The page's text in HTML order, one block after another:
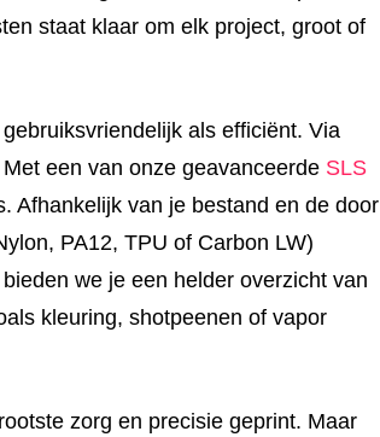
staat klaar om elk project, groot of
als efficiënt. Via
een van onze geavanceerde SLS
Afhankelijk van je bestand en de door
PA12, TPU of Carbon LW)
we je een helder overzicht van
kleuring, shotpeenen of vapor
zorg en precisie geprint. Maar